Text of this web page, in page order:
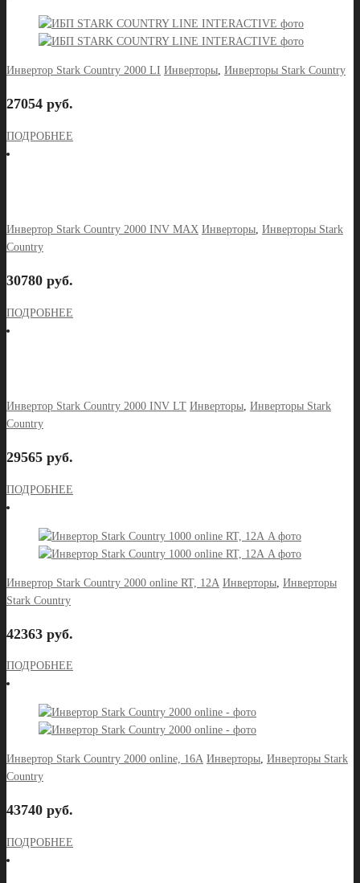
Инвертор Stark Country 2000 LI Инверторы Инверторы Stark Country
27054 руб.
ПОДРОБНЕЕ
Инвертор Stark Country 2000 INV MAX Инверторы Инверторы Stark
Country
30780 руб.
ПОДРОБНЕЕ
Инвертор Stark Country 2000 INV LT Инверторы Инверторы Stark
Country
29565 руб.
ПОДРОБНЕЕ
Инвертор Stark Country 2000 online RT, 12А Инверторы Инверторы
Stark Country
42363 руб.
ПОДРОБНЕЕ
Инвертор Stark Country 2000 online, 16А Инверторы, Инверторы Stark
Country
43740 руб.
ПОДРОБНЕЕ